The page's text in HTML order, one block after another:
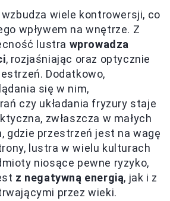
wiele kontrowersji, co
wpływem na wnętrze. Z
lustra wprowadza
, rozjaśniając oraz optycznie
Dodatkowo,
się w nim,
czy układania fryzury staje
zwłaszcza w małych
gdzie przestrzeń jest na wagę
lustra w wielu kulturach
niosące pewne ryzyko,
z negatywną energią, jak i z
przez wieki.